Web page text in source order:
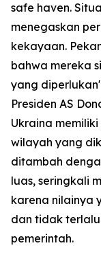
safe haven.
menegaskan
kekayaan.
bahwa mereka
yang
Presiden AS
Ukraina
wilayah yang
ditambah
luas, seringkali
karena nilainya
dan tidak
pemerintah.